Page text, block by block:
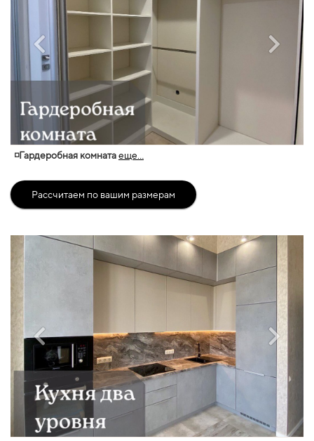
◽Гардеробная комнатаеще...
Рассчитаем по вашим размерам